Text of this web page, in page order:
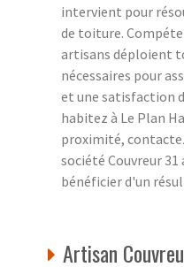
intervient pour
de toiture.
artisans déploient
nécessaires pour
et une satisfaction
habitez à Le Plan
proximité,
société Couvreur
bénéficier d'un
Artisan